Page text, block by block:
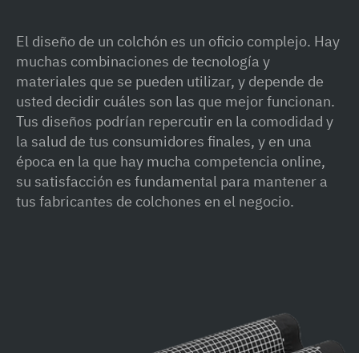
El diseño de un colchón es un oficio complejo. Hay
muchas combinaciones de tecnología y
materiales que se pueden utilizar, y depende de
usted decidir cuáles son las que mejor funcionan.
Tus diseños podrían repercutir en la comodidad y
la salud de tus consumidores finales, y en una
época en la que hay mucha competencia online,
su satisfacción es fundamental para mantener a
tus fabricantes de colchones en el negocio.